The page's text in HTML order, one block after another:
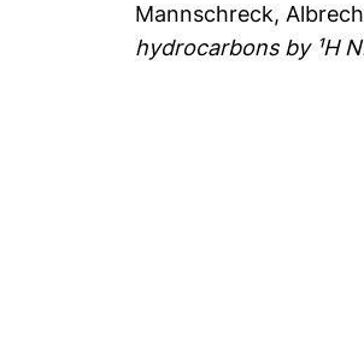
Mannschreck,
hydrocarbons by ¹H